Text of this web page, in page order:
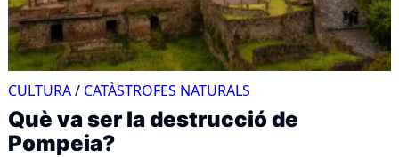
CULTURA/ CATÀSTROFES NATURALS
Què va ser la destrucció de
Pompeia?